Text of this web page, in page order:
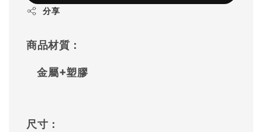
分享
商品材質：
金屬+塑膠
尺寸：